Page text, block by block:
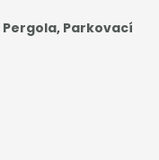
Pergola, Parkovací